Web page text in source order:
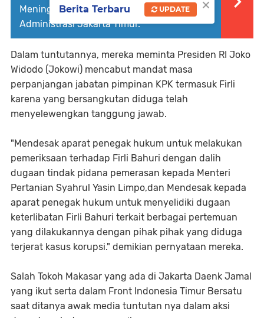
Meningkatkan Skill kader Khususnya Kota
Administrasi Jakarta Timur.
Dalam tuntutannya, mereka meminta Presiden RI Joko
Widodo (Jokowi) mencabut mandat masa
perpanjangan jabatan pimpinan KPK termasuk Firli
karena yang bersangkutan diduga telah
menyelewengkan tanggung jawab.
"Mendesak aparat penegak hukum untuk melakukan
pemeriksaan terhadap Firli Bahuri dengan dalih
dugaan tindak pidana pemerasan kepada Menteri
Pertanian Syahrul Yasin Limpo,dan Mendesak kepada
aparat penegak hukum untuk menyelidiki dugaan
keterlibatan Firli Bahuri terkait berbagai pertemuan
yang dilakukannya dengan pihak pihak yang diduga
terjerat kasus korupsi." demikian pernyataan mereka.
Salah Tokoh Makasar yang ada di Jakarta Daenk Jamal
yang ikut serta dalam Front Indonesia Timur Bersatu
saat ditanya awak media tuntutan nya dalam aksi
Berita Terbaru UPDATE